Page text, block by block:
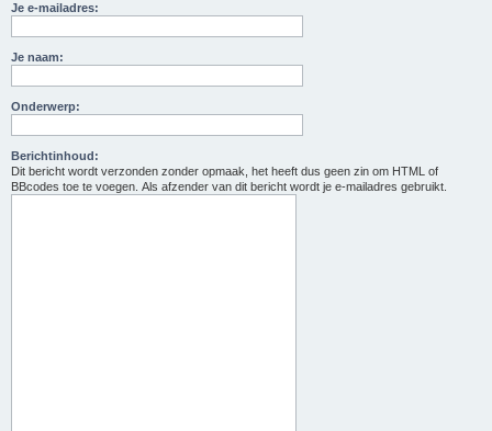
Je e-mailadres:
Je naam:
Onderwerp:
Berichtinhoud:
Dit bericht wordt verzonden zonder opmaak, het heeft dus geen zin om HTML of
BBcodes toe te voegen. Als afzender van dit bericht wordt je e-mailadres gebruikt.